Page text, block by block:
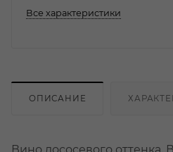
Все характеристики
ОПИСАНИЕ